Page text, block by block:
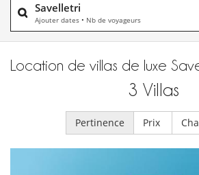
Savelletri
Ajouter dates • Nb de voyageurs
Location de villas de luxe
3 Villas
Pertinence Prix